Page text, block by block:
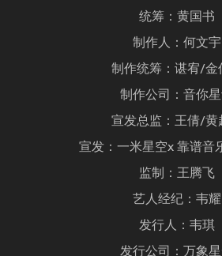
统筹：黄国书
制作人：何文宇
制作统筹：谌宥/金
制作公司：音你
宣发总监：王倩/黄
宣发：一米星空x 靠谱音
监制：王腾飞
艺人经纪：韦耀
发行人：韦琪
发行公司：万象